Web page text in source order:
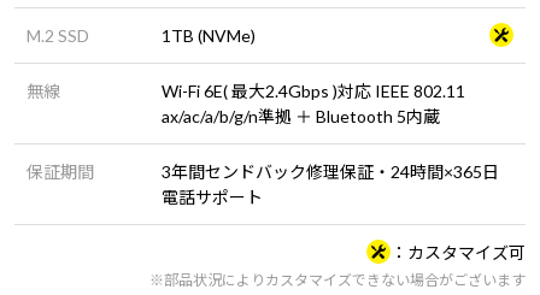
M.2 SSD 1TB (NVMe)
無線
Wi-Fi 6E( 最大2.4Gbps )対応 IEEE 802.11
ax/ac/a/b/g/n準拠 ＋ Bluetooth 5内蔵
保証期間
3年間センドバック修理保証・24時間×365日
電話サポート
カスタマイズ可
※部品状況によりカスタマイズできない場合がございます